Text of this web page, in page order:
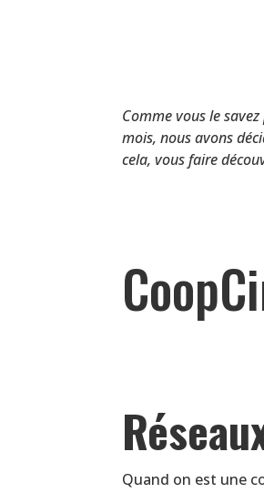
Comme vous le
mois, nous avons
cela, vous faire
Quand on est une